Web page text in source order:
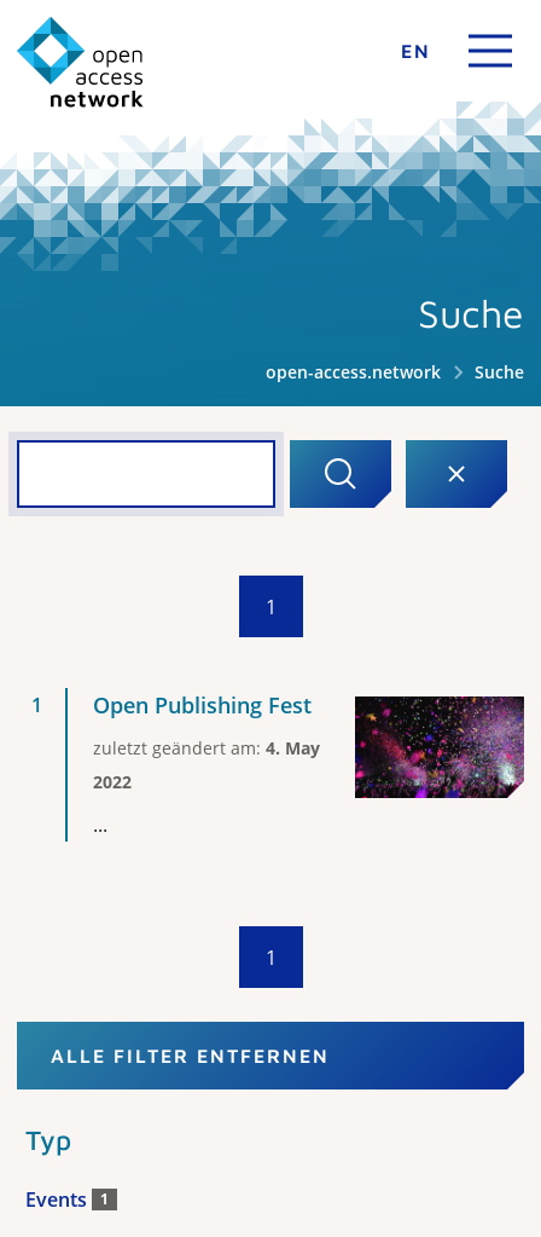
EN
Suche
open-access.network Suche
1
Open Publishing Fest
zuletzt geändert am: 4. May
2022
...
1
ALLE FILTER ENTFERNEN
Typ
Events 1